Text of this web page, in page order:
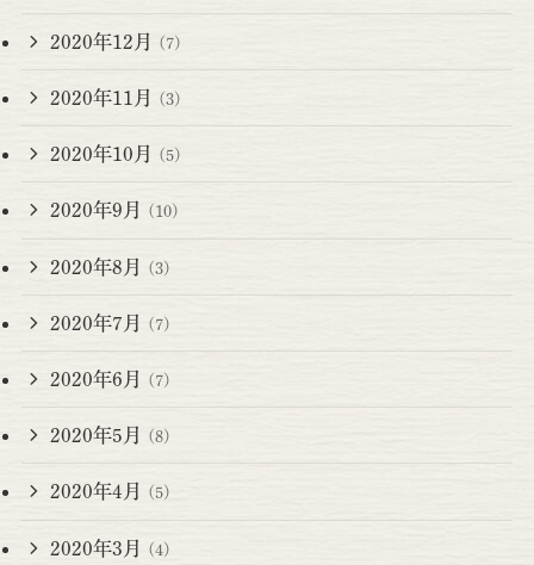
2020年12月 (7)
2020年11月 (3)
2020年10月 (5)
2020年9月 (10)
2020年8月 (3)
2020年7月 (7)
2020年6月 (7)
2020年5月 (8)
2020年4月 (5)
2020年3月 (4)